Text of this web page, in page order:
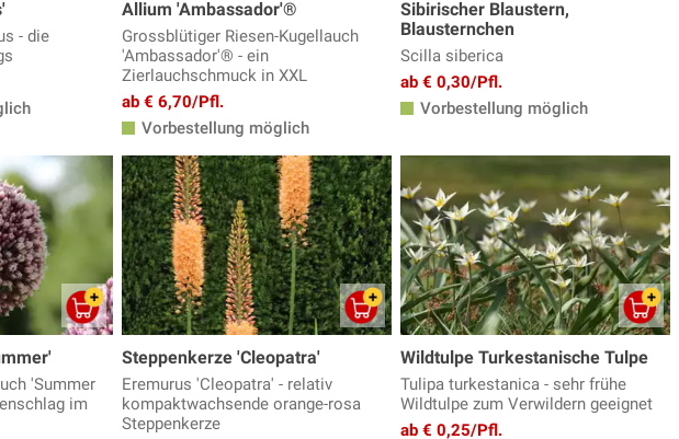
- die
Allium 'Ambassador'®
Grossblütiger Riesen-Kugellauch
'Ambassador'® - ein
Zierlauchschmuck in XXL
ab € 6,70/Pfl.
Vorbestellung möglich
Sibirischer Blaustern,
Blausternchen
Scilla siberica
ab € 0,30/Pfl.
Vorbestellung möglich
'Summer
im
Steppenkerze 'Cleopatra'
Eremurus 'Cleopatra' - relativ
kompaktwachsende orange-rosa
Steppenkerze
Wildtulpe Turkestanische Tulpe
Tulipa turkestanica - sehr frühe
Wildtulpe zum Verwildern geeignet
ab € 0,25/Pfl.